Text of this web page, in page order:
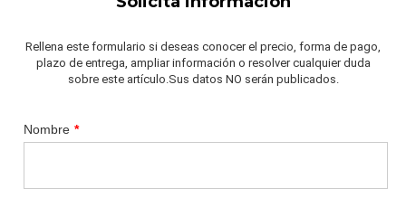
Rellena este formulario si deseas conocer el precio, forma de pago,
plazo de entrega, ampliar información o resolver cualquier duda
sobre este artículo.Sus datos NO serán publicados.
Nombre *